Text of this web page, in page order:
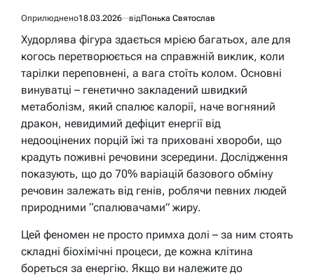
Оприлюднено18.03.2026 відПонька Святослав
Худорлява фігура здається мрією багатьох, але для
когось перетворюється на справжній виклик, коли
тарілки переповнені, а вага стоїть колом. Основні
винуватці – генетично закладений швидкий
метаболізм, який спалює калорії, наче вогняний
дракон, невидимий дефіцит енергії від
недооцінених порцій їжі та приховані хвороби, що
крадуть поживні речовини зсередини. Дослідження
показують, що до 70% варіацій базового обміну
речовин залежать від генів, роблячи певних людей
природними “спалювачами” жиру.
Цей феномен не просто примха долі – за ним стоять
складні біохімічні процеси, де кожна клітина
бореться за енергію. Якщо ви належите до